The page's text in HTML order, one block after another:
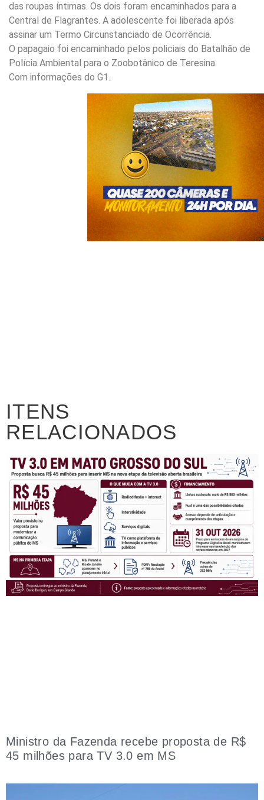
das roupas íntimas. Os dois foram encaminhados para a
Central de Flagrantes. A adolescente foi liberada após
assinar um Termo Circunstanciado de Ocorrência.
O papagaio foi encaminhado pelos policiais do Batalhão de
Polícia Ambiental para o Zoobotânico de Teresina.
Com informações do G1.
ITENS
RELACIONADOS
Ministro da Fazenda recebe proposta de R$
45 milhões para TV 3.0 em MS